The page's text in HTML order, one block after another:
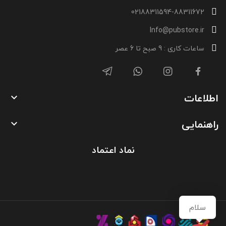
02188311594-88311672
Info@pubstore.ir
ساعات کاری : 9 صبح تا 6 عصر
اطلاعات 
راهنمایی 
نماد اعتماد
سلام